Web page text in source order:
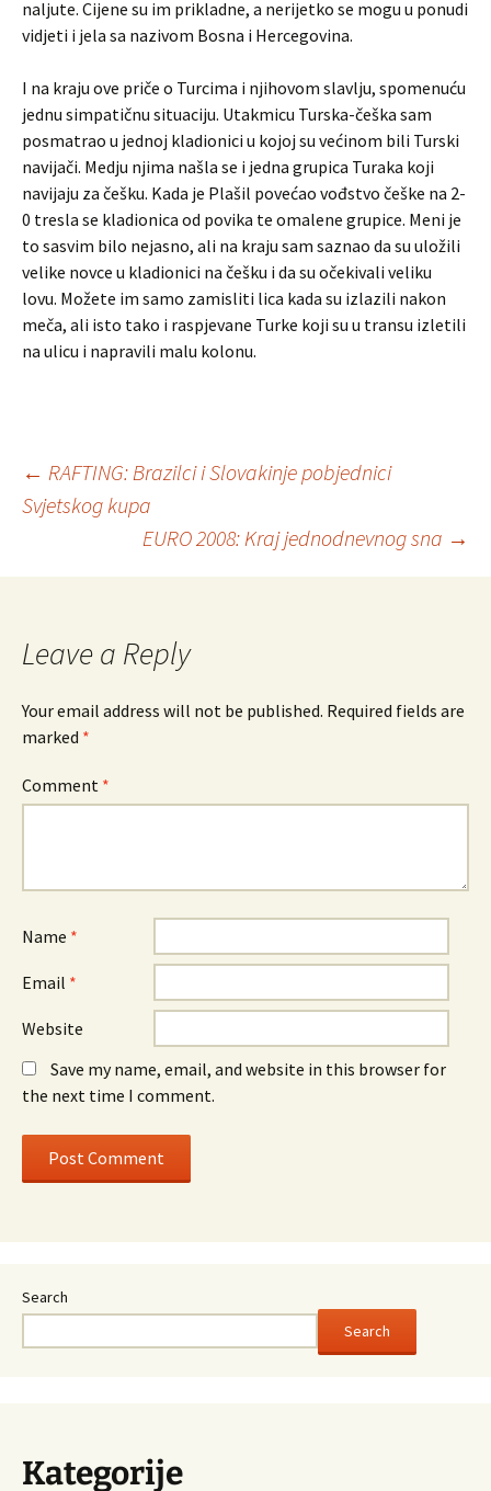
naljute. Cijene su im prikladne, a nerijetko se mogu u ponudi
vidjeti i jela sa nazivom Bosna i Hercegovina.
I na kraju ove priče o Turcima i njihovom slavlju, spomenuću
jednu simpatičnu situaciju. Utakmicu Turska-češka sam
posmatrao u jednoj kladionici u kojoj su većinom bili Turski
navijači. Medju njima našla se i jedna grupica Turaka koji
navijaju za češku. Kada je Plašil povećao vođstvo češke na 2-
0 tresla se kladionica od povika te omalene grupice. Meni je
to sasvim bilo nejasno, ali na kraju sam saznao da su uložili
velike novce u kladionici na češku i da su očekivali veliku
lovu. Možete im samo zamisliti lica kada su izlazili nakon
meča, ali isto tako i raspjevane Turke koji su u transu izletili
na ulicu i napravili malu kolonu.
Post
navigation
← RAFTING: Brazilci i Slovakinje pobjednici
Svjetskog kupa
EURO 2008: Kraj jednodnevnog sna →
Leave a Reply
Your email address will not be published. Required fields are
marked *
Comment *
Name *
Email *
Website
Save my name, email, and website in this browser for
the next time I comment.
Search
Search
Kategorije